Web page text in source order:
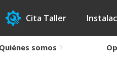
Cita Taller
somos